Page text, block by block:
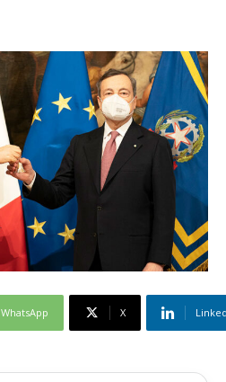
WhatsApp X